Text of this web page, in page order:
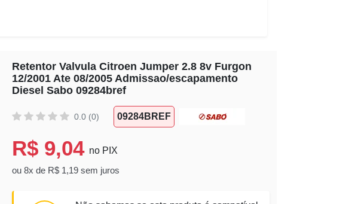
Retentor Valvula Citroen Jumper 2.8 8v Furgon
12/2001 Ate 08/2005 Admissao/escapamento
Diesel Sabo 09284bref
0.0 (0) 09284BREF
R$ 9,04 no PIX
ou 8x de R$ 1,19 sem juros